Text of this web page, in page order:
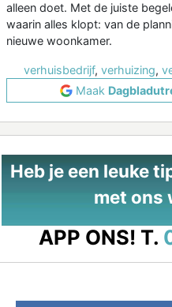
alleen doet. Met de juiste
waarin alles klopt: van de
nieuwe woonkamer.
verhuisbedrijf, verhuizing,
Maak
Heb je een leuke
met ons
APP ONS! T.